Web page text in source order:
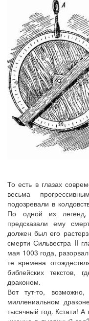
То есть в глазах
весьма
подозревали в
По одной из легенд,
предсказали ему
должен был его
смерти Сильвестра II
мая 1003 года,
те времена
библейских текстов,
драконом.
Вот тут-то,
миллениальном
тысячный год. Кстати!